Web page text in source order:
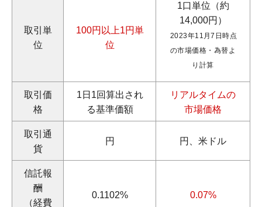
取引単
位
100円以上1円単
位
1口単位（約
14,000円）
2023年11月7日時点
の市場価格・為替よ
り計算
取引価
格
1日1回算出され
る基準価額
リアルタイムの
市場価格
取引通
貨
円 円、米ドル
信託報
酬
（経費
0.1102% 0.07%